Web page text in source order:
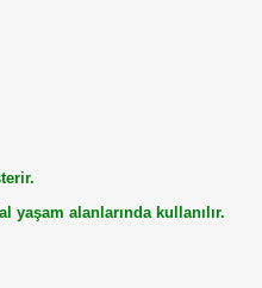
yaşam alanlarında kullanılır.